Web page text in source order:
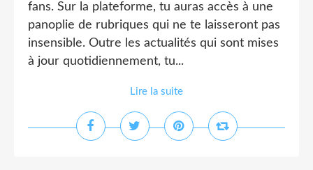
fans. Sur la plateforme, tu auras accès à une
panoplie de rubriques qui ne te laisseront pas
insensible. Outre les actualités qui sont mises
à jour quotidiennement, tu...
Lire la suite